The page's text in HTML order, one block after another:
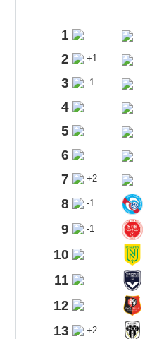
1
2
+1
3
-1
4
5
6
7
+2
8
-1
9
-1
10
11
12
13
+2